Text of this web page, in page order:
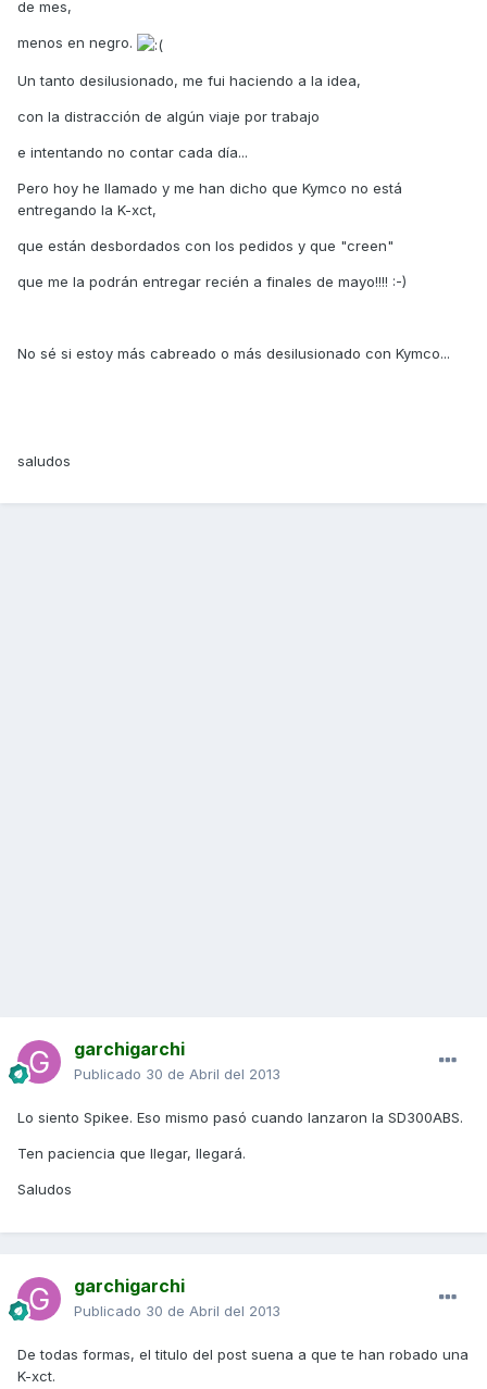
de mes,
menos en negro.
Un tanto desilusionado, me fui haciendo a la idea,
con la distracción de algún viaje por trabajo
e intentando no contar cada día...
Pero hoy he llamado y me han dicho que Kymco no está
entregando la K-xct,
que están desbordados con los pedidos y que "creen"
que me la podrán entregar recién a finales de mayo!!!! :-)
No sé si estoy más cabreado o más desilusionado con Kymco...
saludos
garchigarchi
Publicado 30 de Abril del 2013
Lo siento Spikee. Eso mismo pasó cuando lanzaron la SD300ABS.
Ten paciencia que llegar, llegará.
Saludos
garchigarchi
Publicado 30 de Abril del 2013
De todas formas, el titulo del post suena a que te han robado una
K-xct.